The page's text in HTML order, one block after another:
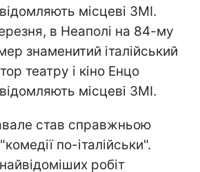
місцеві ЗМІ.
в Неаполі на 84-му
знаменитий італійський
театру і кіно Енцо
місцеві ЗМІ.
став справжньою
по-італійськи".
робіт